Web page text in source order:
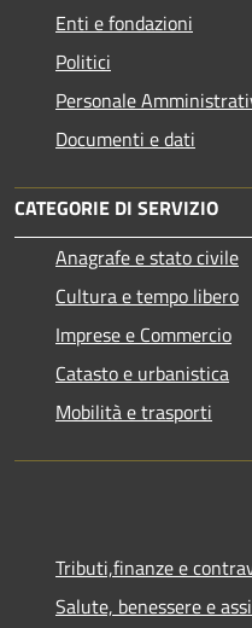
Enti e fondazioni
Politici
Personale
Documenti e dati
CATEGORIE DI SERVIZIO
Anagrafe e stato civile
Cultura e tempo libero
Imprese e Commercio
Catasto e urbanistica
Mobilità e trasporti
Tributi,finanze e
Salute, benessere e